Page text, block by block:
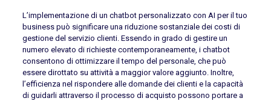
L’implementazione di un chatbot personalizzato con AI per il tuo
business può significare una riduzione sostanziale dei costi di
gestione del servizio clienti. Essendo in grado di gestire un
numero elevato di richieste contemporaneamente, i chatbot
consentono di ottimizzare il tempo del personale, che può
essere dirottato su attività a maggior valore aggiunto. Inoltre,
l’efficienza nel rispondere alle domande dei clienti e la capacità
di guidarli attraverso il processo di acquisto possono portare a